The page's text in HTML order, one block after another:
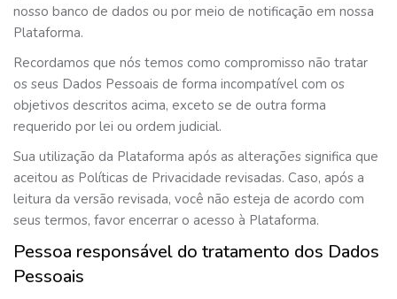
nosso banco de dados ou por meio de notificação em nossa
Plataforma.
Recordamos que nós temos como compromisso não tratar
os seus Dados Pessoais de forma incompatível com os
objetivos descritos acima, exceto se de outra forma
requerido por lei ou ordem judicial.
Sua utilização da Plataforma após as alterações significa que
aceitou as Políticas de Privacidade revisadas. Caso, após a
leitura da versão revisada, você não esteja de acordo com
seus termos, favor encerrar o acesso à Plataforma.
Pessoa responsável do tratamento dos Dados
Pessoais